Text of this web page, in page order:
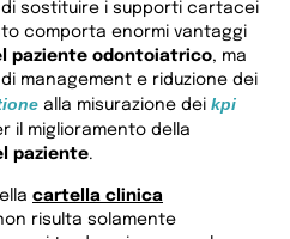
sostituire i supporti cartacei
comporta enormi vantaggi
paziente odontoiatrico, ma
management e riduzione dei
alla misurazione dei kpi
il miglioramento della
paziente.
cartella clinica
risulta solamente